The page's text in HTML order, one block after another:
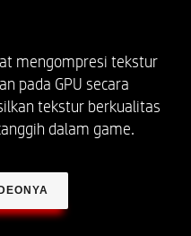
mengompresi tekstur
pada GPU secara
tekstur berkualitas
dalam game.